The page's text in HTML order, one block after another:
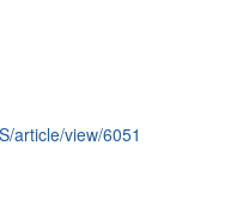
article/view/6051